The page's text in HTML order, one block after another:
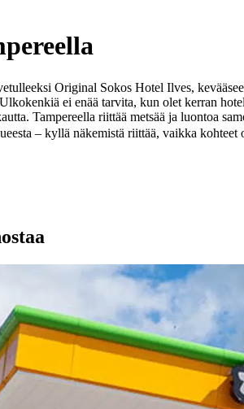
Original Sokos Hotel Ilves,
ei enää tarvita, kun olet kerran
Tampereella riittää metsää ja luontoa
– kyllä näkemistä riittää, vaikka kohteet